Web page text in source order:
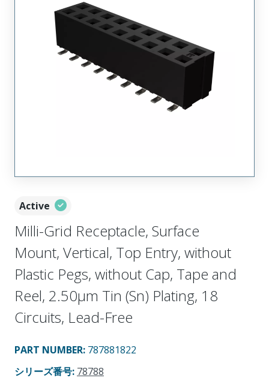
Active
Milli-Grid Receptacle, Surface
Mount, Vertical, Top Entry, without
Plastic Pegs, without Cap, Tape and
Reel, 2.50µm Tin (Sn) Plating, 18
Circuits, Lead-Free
PART NUMBER: 787881822
シリーズ番号: 78788